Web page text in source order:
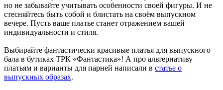
но не забывайте учитывать особенности своей фигуры. И не
стесняйтесь быть собой и блистать на своём выпускном
вечере. Пусть ваше платье станет отражением вашей
индивидуальности и стиля.
Выбирайте фантастически красивые платья для выпускного
бала в бутиках ТРК «Фантастика»! А про альтернативу
платьям и варианты для парней написали в статье о
выпускных образах.